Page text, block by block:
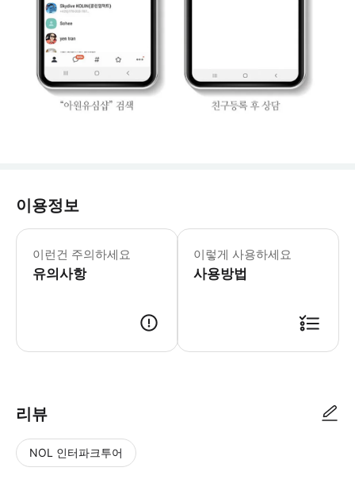
이용정보
이런건 주의하세요
유의사항
상세페이지 참조
이렇게 사용하세요
사용방법
리뷰
NOL 인터파크투어